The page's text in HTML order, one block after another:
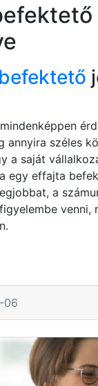
annyira széles
a saját
egy effajta
a
06